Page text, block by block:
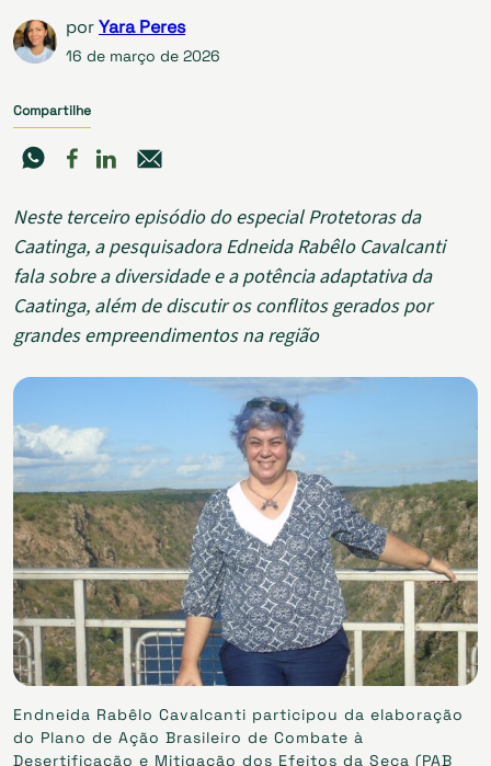
porYara Peres
16 de março de 2026
Compartilhe
Neste terceiro episódio do especial Protetoras da
Caatinga, a pesquisadora Edneida Rabêlo Cavalcanti
fala sobre a diversidade e a potência adaptativa da
Caatinga, além de discutir os conflitos gerados por
grandes empreendimentos na região
Endneida Rabêlo Cavalcanti participou da elaboração
do Plano de Ação Brasileiro de Combate à
Desertificação e Mitigação dos Efeitos da Seca (PAB